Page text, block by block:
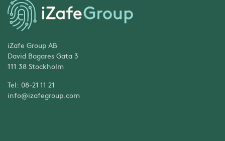
iZafe Group AB
David Bagares Gata 3
111 38 Stockholm
Tel: 08-21 11 21
info@izafegroup.com